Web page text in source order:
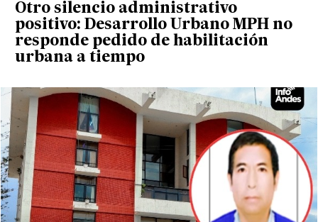
Otro silencio administrativo
positivo: Desarrollo Urbano MPH no
responde pedido de habilitación
urbana a tiempo